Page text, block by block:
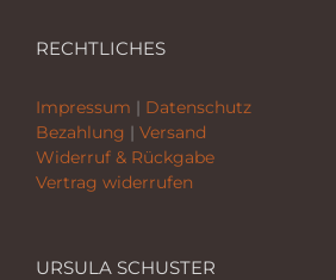
RECHTLICHES
Impressum | Datenschutz
Bezahlung | Versand
Widerruf & Rückgabe
Vertrag widerrufen
URSULA SCHUSTER